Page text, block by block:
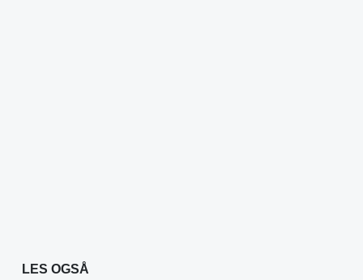
LES OGSÅ